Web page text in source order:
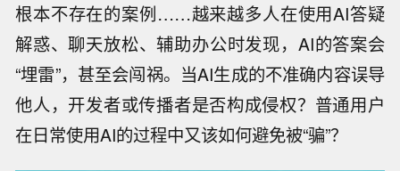
根本不存在的案例……越来越多人在使用AI答疑
解惑、聊天放松、辅助办公时发现，AI的答案会
“埋雷”，甚至会闯祸。当AI生成的不准确内容误导
他人，开发者或传播者是否构成侵权？普通用户
在日常使用AI的过程中又该如何避免被“骗”？